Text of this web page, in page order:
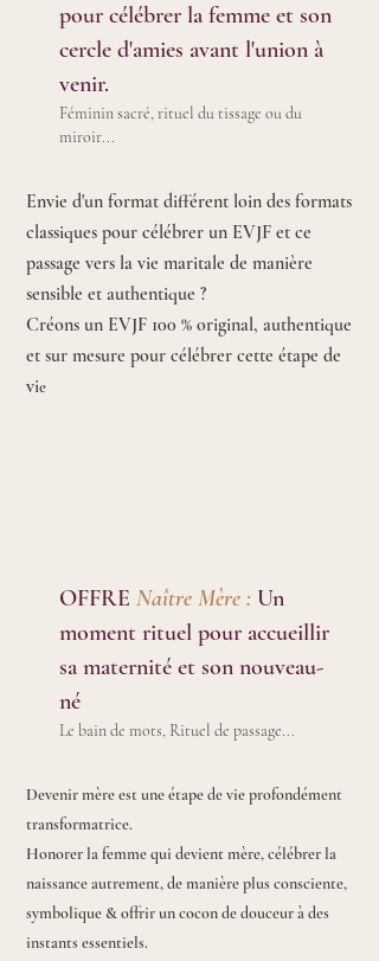
pour célébrer la femme et son
cercle d'amies avant l'union à
venir.
Féminin sacré, rituel du tissage ou du
miroir...
Envie d'un format différent loin des formats
classiques pour célébrer un EVJF et ce
passage vers la vie maritale de manière
sensible et authentique ?
Créons un EVJF 100 % original, authentique
et sur mesure pour célébrer cette étape de
vie
OFFRE Naître Mère : Un
moment rituel pour accueillir
sa maternité et son nouveau-
né
Le bain de mots, Rituel de passage...
Devenir mère est une étape de vie profondément
transformatrice.
Honorer la femme qui devient mère, célébrer la
naissance autrement, de manière plus consciente,
symbolique & offrir un cocon de douceur à des
instants essentiels.